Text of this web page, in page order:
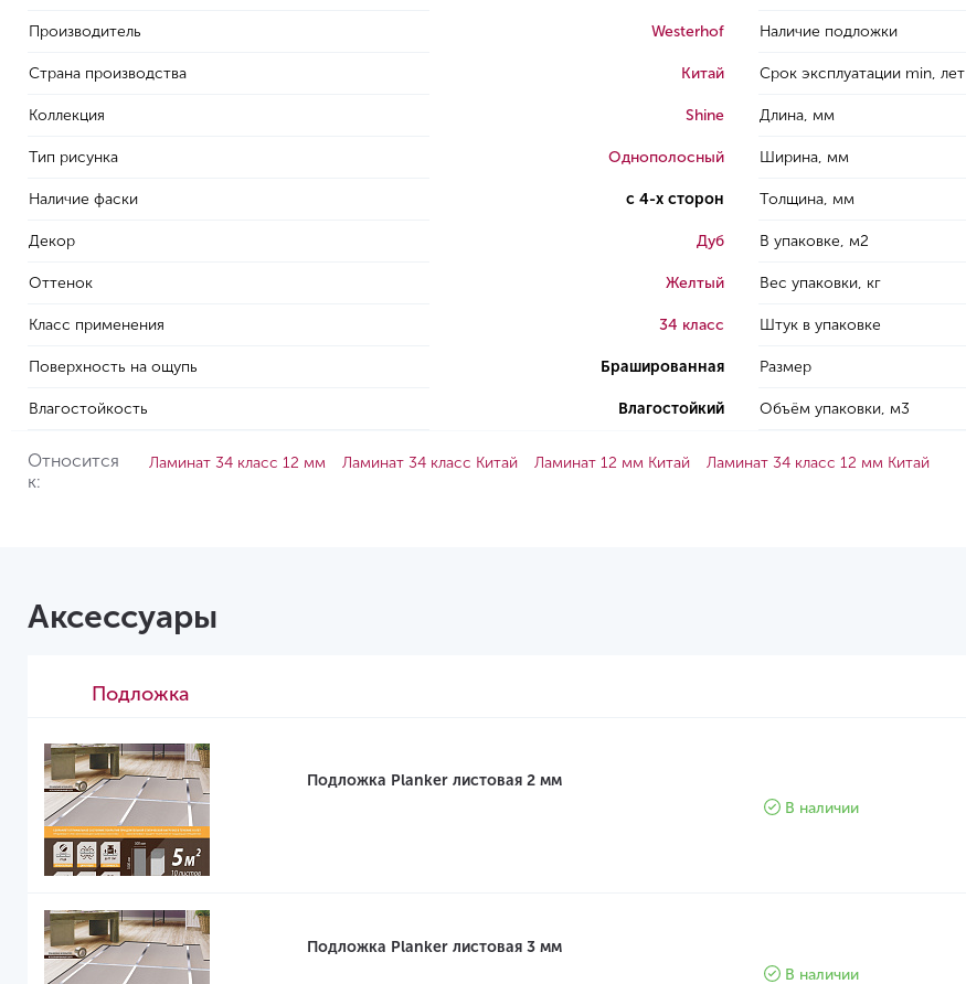
Производитель Westerhof
Страна производства Китай
Коллекция Shine
Тип рисунка Однополосный
Наличие фаски с 4-х сторон
Декор Дуб
Оттенок Желтый
Класс применения 34 класс
Поверхность на ощупь Брашированная
Влагостойкость Влагостойкий
Наличие подложки
Срок эксплуатации min, лет
Длина, мм
Ширина, мм
Толщина, мм
В упаковке, м2
Вес упаковки, кг
Штук в упаковке
Размер
Объём упаковки, м3
Относится
к:
Ламинат 34 класс 12 мм Ламинат 34 класс Китай Ламинат 12 мм Китай Ламинат 34 класс 12 мм Китай
Аксессуары
Подложка
Подложка Planker листовая 2 мм
В наличии
Подложка Planker листовая 3 мм
В наличии